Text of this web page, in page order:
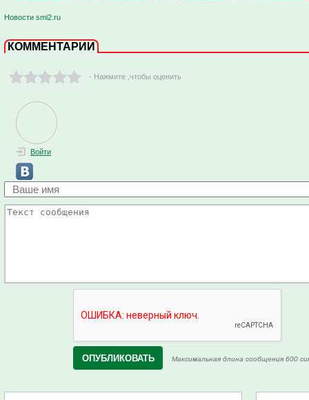
Новости smi2.ru
КОММЕНТАРИИ
- Нажмите ,чтобы оценить
Войти
Максимальная длина сообщения 600